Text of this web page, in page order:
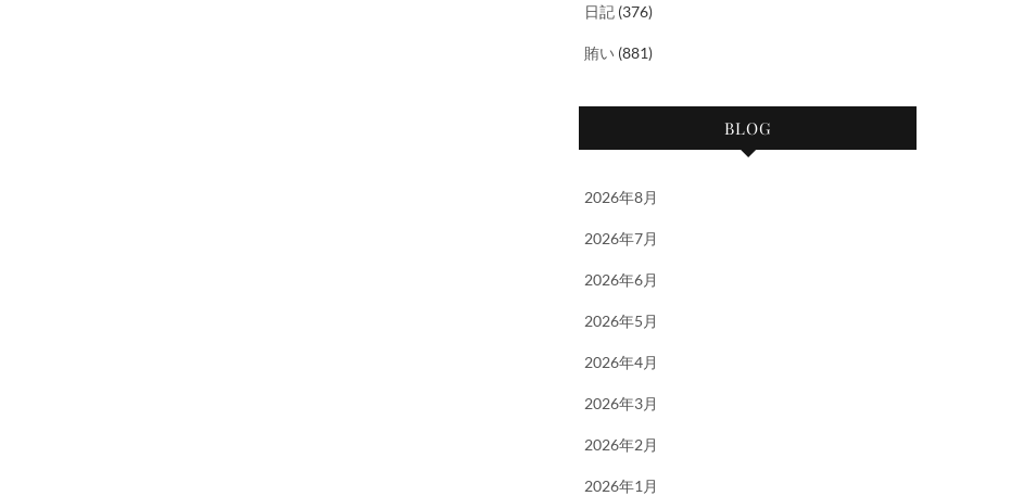
日記 (376)
賄い (881)
BLOG
2026年8月
2026年7月
2026年6月
2026年5月
2026年4月
2026年3月
2026年2月
2026年1月